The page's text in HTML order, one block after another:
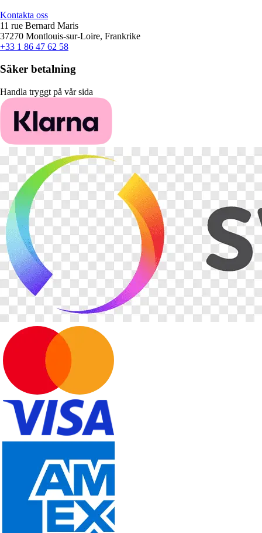
Kontakta oss
11 rue Bernard Maris
37270 Montlouis-sur-Loire, Frankrike
+33 1 86 47 62 58
Säker betalning
Handla tryggt på vår sida